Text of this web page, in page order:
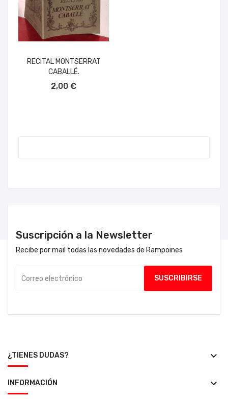
RECITAL MONTSERRAT
CABALLÉ.
2,00 €
Suscripción a la Newsletter
Recibe por mail todas las novedades de Rampoines
¿TIENES DUDAS? keyboard_arrow_down
INFORMACIÓN keyboard_arrow_down